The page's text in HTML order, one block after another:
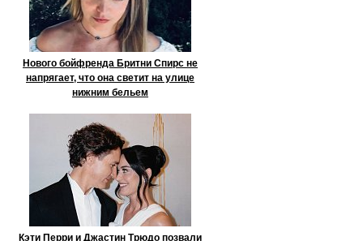
Нового бойфренда Бритни Спирс не
напрягает, что она светит на улице
нижним бельем
Кэти Перри и Джастин Трюдо позвали